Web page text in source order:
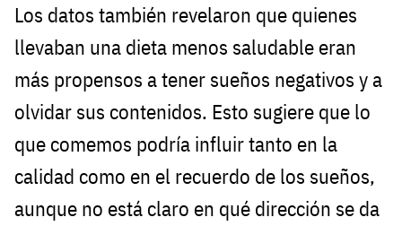
Los datos también revelaron que quienes
llevaban una dieta menos saludable eran
más propensos a tener sueños negativos y a
olvidar sus contenidos. Esto sugiere que lo
que comemos podría influir tanto en la
calidad como en el recuerdo de los sueños,
aunque no está claro en qué dirección se da